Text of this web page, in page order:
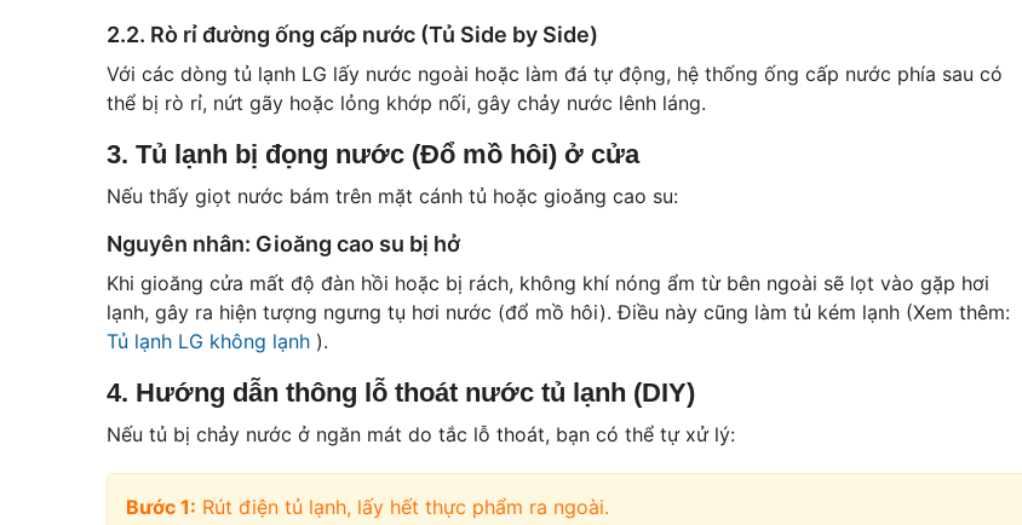
2.2. Rò rỉ đường ống cấp nước (Tủ Side by Side)
Với các dòng tủ lạnh LG lấy nước ngoài hoặc làm đá tự động, hệ thống ống cấp nước phía sau có
thể bị rò rỉ, nứt gãy hoặc lỏng khớp nối, gây chảy nước lênh láng.
3. Tủ lạnh bị đọng nước (Đổ mồ hôi) ở cửa
Nếu thấy giọt nước bám trên mặt cánh tủ hoặc gioăng cao su:
Nguyên nhân: Gioăng cao su bị hở
Khi gioăng cửa mất độ đàn hồi hoặc bị rách, không khí nóng ẩm từ bên ngoài sẽ lọt vào gặp hơi
lạnh, gây ra hiện tượng ngưng tụ hơi nước (đổ mồ hôi). Điều này cũng làm tủ kém lạnh (Xem thêm:
Tủ lạnh LG không lạnh ).
4. Hướng dẫn thông lỗ thoát nước tủ lạnh (DIY)
Nếu tủ bị chảy nước ở ngăn mát do tắc lỗ thoát, bạn có thể tự xử lý:
Bước 1: Rút điện tủ lạnh, lấy hết thực phẩm ra ngoài.